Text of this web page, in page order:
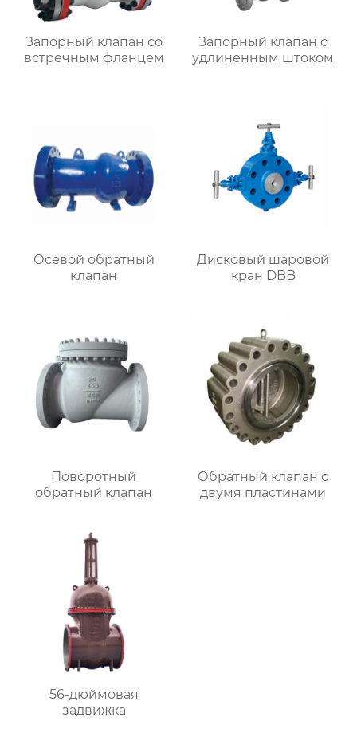
Запорный клапан со
встречным фланцем
Запорный клапан с
удлиненным штоком
Осевой обратный
клапан
Дисковый шаровой
кран DBB
Поворотный
обратный клапан
Обратный клапан с
двумя пластинами
56-дюймовая
задвижка